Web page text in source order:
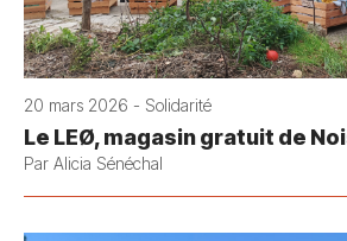
20 mars 2026 - Solidarité
Le LEØ, magasin gratuit de
Par Alicia Sénéchal